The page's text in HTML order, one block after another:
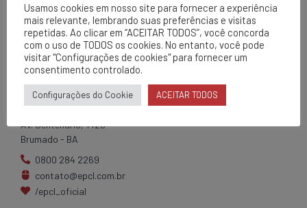
EPCL
Matriz
Av. Centenário, 1420
Brumado - BA
0800 284 2269
contato@epcl.com.br
/epcl_oficial
Usamos cookies em nosso site para fornecer a experiência
mais relevante, lembrando suas preferências e visitas
repetidas. Ao clicar em “ACEITAR TODOS”, você concorda
com o uso de TODOS os cookies. No entanto, você pode
visitar "Configurações de cookies" para fornecer um
consentimento controlado.
Configurações do Cookie ACEITAR TODOS